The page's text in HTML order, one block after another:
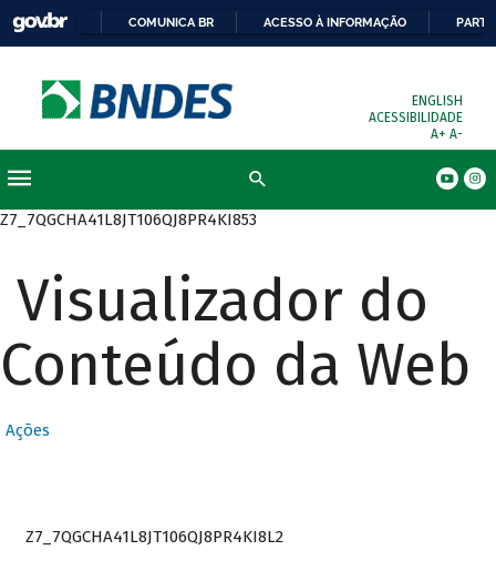
COMUNICA BR ACESSO À INFORMAÇÃO
ENGLISH
ACESSIBILIDADE
A+ A-
Z7_7QGCHA41L8JT106QJ8PR4KI853
Visualizador do
Conteúdo da Web
Ações
Z7_7QGCHA41L8JT106QJ8PR4KI8L2